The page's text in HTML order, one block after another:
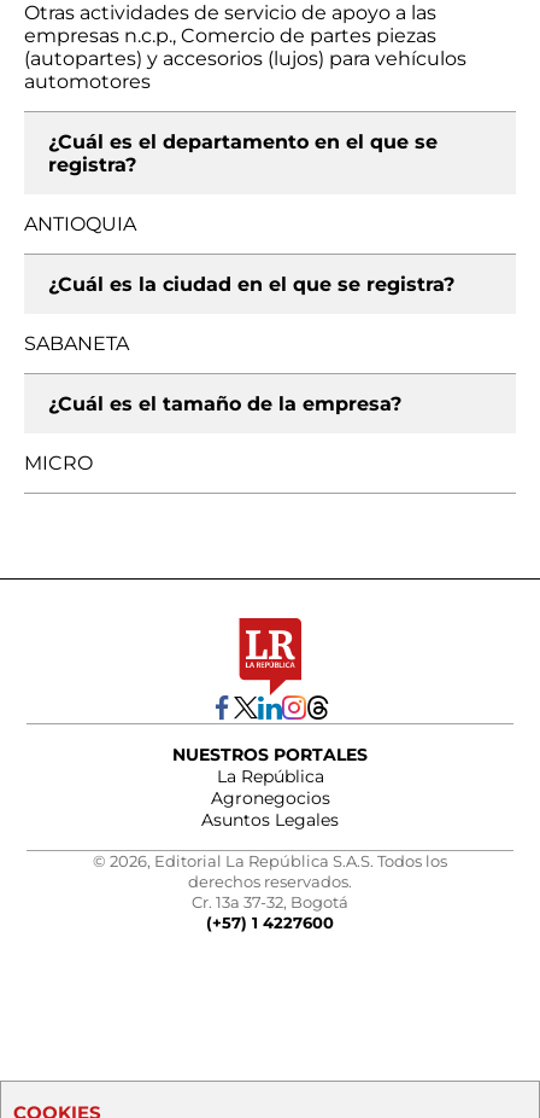
Otras actividades de servicio de apoyo a las
empresas n.c.p., Comercio de partes piezas
(autopartes) y accesorios (lujos) para vehículos
automotores
¿Cuál es el departamento en el que se
registra?
ANTIOQUIA
¿Cuál es la ciudad en el que se registra?
SABANETA
¿Cuál es el tamaño de la empresa?
MICRO
NUESTROS PORTALES
La República
Agronegocios
Asuntos Legales
© 2026, Editorial La República S.A.S. Todos los
derechos reservados.
Cr. 13a 37-32, Bogotá
(+57) 1 4227600
COOKIES